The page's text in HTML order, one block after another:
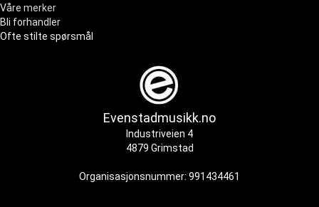
Våre merker
Bli forhandler
Ofte stilte spørsmål
Evenstadmusikk.no
Industriveien 4
4879 Grimstad
Organisasjonsnummer: 991434461